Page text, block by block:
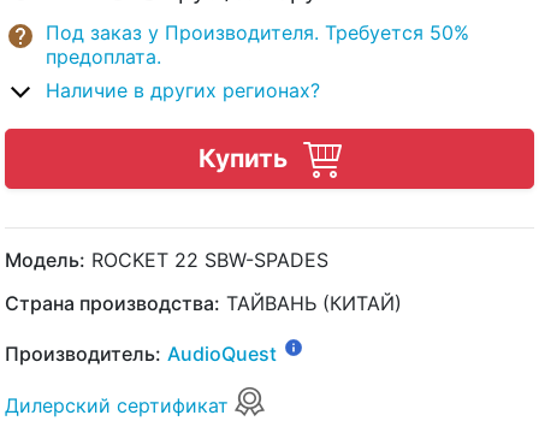
Под заказ у Производителя. Требуется 50%
предоплата.
Наличие в других регионах?
Купить
Модель: ROCKET 22 SBW-SPADES
Страна производства: ТАЙВАНЬ (КИТАЙ)
Производитель: AudioQuest
Дилерский сертификат